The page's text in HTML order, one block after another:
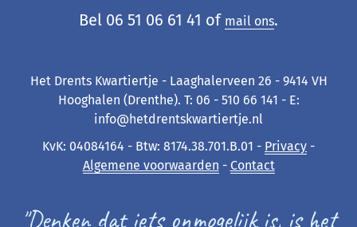
Bel 06 51 06 61 41 of mail ons.
Het Drents Kwartiertje - Laaghalerveen 26 - 9414 VH
Hooghalen (Drenthe). T: 06 - 510 66 141 - E:
info@hetdrentskwartiertje.nl
KvK: 04084164 - Btw: 8174.38.701.B.01 - Privacy -
Algemene voorwaarden - Contact
"Denken dat iets onmogelijk is, is het